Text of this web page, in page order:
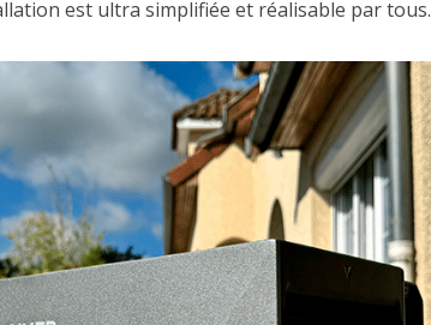
est ultra simplifiée et réalisable par tous.